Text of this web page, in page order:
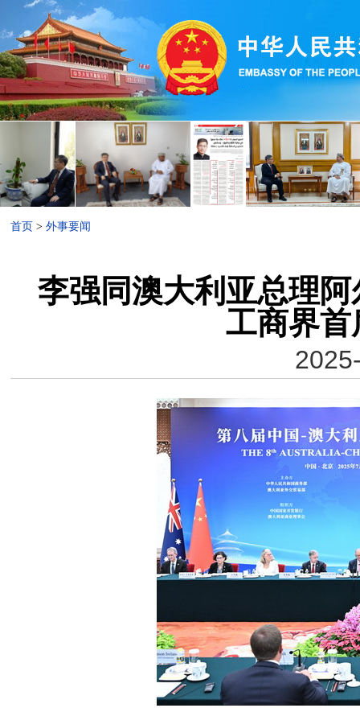
首页 > 外事要闻
李强同澳大利亚总理
工商界